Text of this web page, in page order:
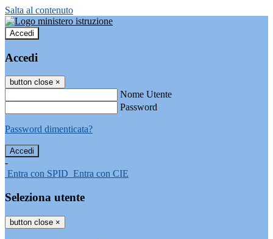
Salta al contenuto
Accedi
Accedi
button close ×
Nome Utente
Password
Password dimenticata?
-
Entra con SPID Entra con CIE
Seleziona utente
button close ×